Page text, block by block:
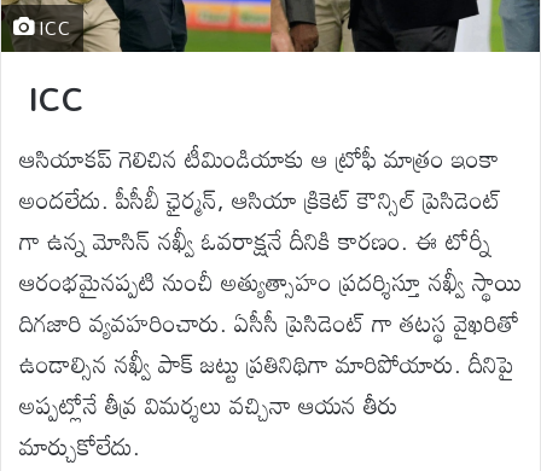
ICC
ICC
ఆసియాకప్ గెలిచిన టీమిండియాకు ఆ ట్రోఫీ మాత్రం ఇంకా
అందలేదు. పీసీబీ ఛైర్మన్, ఆసియా క్రికెట్ కౌన్సిల్ ప్రెసిడెంట్
గా ఉన్న మోసిన్ నఖ్వీ ఓవరాక్షనే దీనికి కారణం. ఈ టోర్నీ
ఆరంభమైనప్పటి నుంచీ అత్యుత్సాహం ప్రదర్శిస్తూ నఖ్వీ స్థాయి
దిగజారి వ్యవహరించారు. ఏసీసీ ప్రెసిడెంట్ గా తటస్థ వైఖరితో
ఉండాల్సిన నఖ్వీ పాక్ జట్టు ప్రతినిథిగా మారిపోయారు. దీనిపై
అప్పట్లోనే తీవ్ర విమర్శలు వచ్చినా ఆయన తీరు
మార్చుకోలేదు.